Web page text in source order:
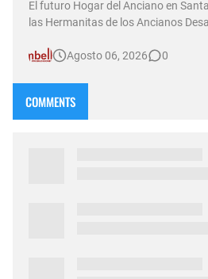
El futuro Hogar del Anciano en
las Hermanitas de los Ancianos
Compasión —conducido por Norma Abadie y transmitido aAgosto 06, 2026 0
COMMENTS